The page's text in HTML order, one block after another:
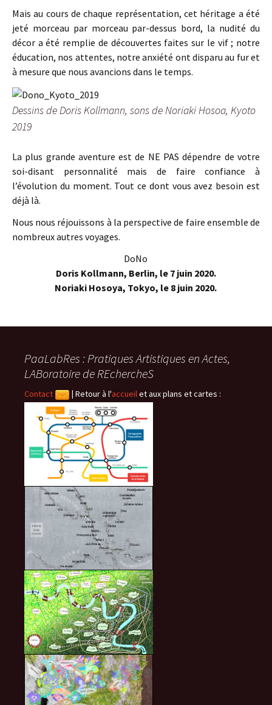
Mais au cours de chaque représentation, cet héritage a été
jeté morceau par morceau par-dessus bord, la nudité du
décor a été remplie de découvertes faites sur le vif ; notre
éducation, nos attentes, notre anxiété ont disparu au fur et
à mesure que nous avancions dans le temps.
Dessins de Doris Kollmann, sons de Noriaki Hosoa, Kyoto
2019
La plus grande aventure est de NE PAS dépendre de votre
soi-disant personnalité mais de faire confiance à
l’évolution du moment. Tout ce dont vous avez besoin est
déjà là.
Nous nous réjouissons à la perspective de faire ensemble de
nombreux autres voyages.
DoNo
Doris Kollmann, Berlin, le 7 juin 2020.
Noriaki Hosoya, Tokyo, le 8 juin 2020.
PaaLabRes : Pratiques Artistiques en Actes,
LABoratoire de REchercheS
Contact Retour à l'accueilet aux plans et cartes :